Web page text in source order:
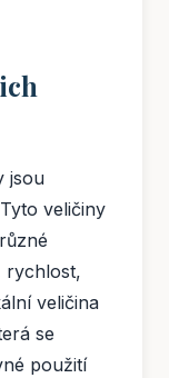
jsou
veličiny
rychlost,
veličina
se
použití